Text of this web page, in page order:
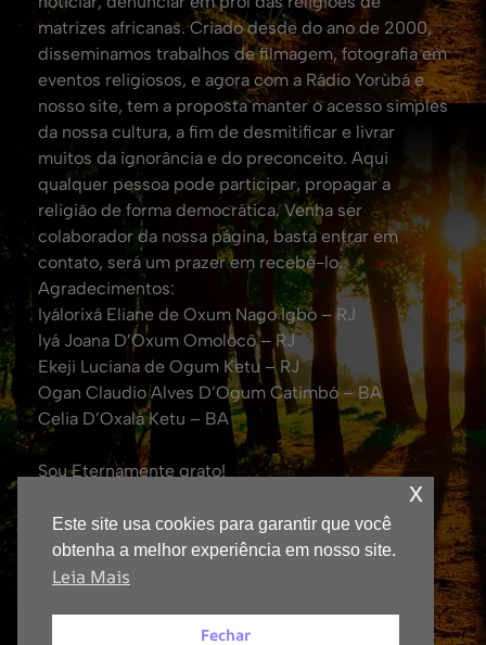
matrizes africanas. Criado desde do ano de 2000,
disseminamos trabalhos de filmagem, fotografia em
eventos religiosos, e agora com a Rádio Yorùbá e
nosso site, tem a proposta manter o acesso simples
da nossa cultura, a fim de desmitificar e livrar
muitos da ignorância e do preconceito. Aqui
qualquer pessoa pode participar, propagar a
religião de forma democrática. Venha ser
colaborador da nossa página, basta entrar em
contato, será um prazer em recebê-lo.
Agradecimentos:
Iyálorixá Eliane de Oxum Nago Igbo – RJ
Iyá Joana D’Oxum Omolocô – RJ
Ekeji Luciana de Ogum Ketu – RJ
Ogan Claudio Alves D’Ogum Catimbó – BA
Celia D’Oxalá Ketu – BA
Sou Eternamente grato!
(Fundador da TV Yorubá no Brasil e Jornalista
Responsável – DRT: 0043600/RJ)
Este site usa cookies para garantir que você
obtenha a melhor experiência em nosso site.
Leia Mais
Fechar
x